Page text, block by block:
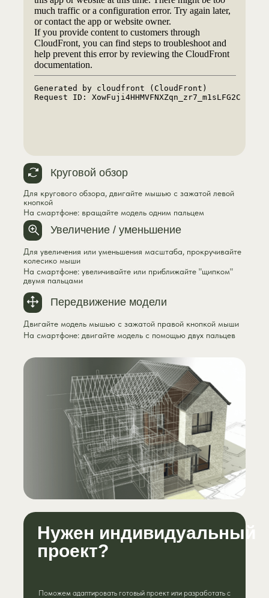
Передвижение модели
На смартфоне: двигайте модель с помощью двух пальцев
Двигайте модель мышью с зажатой правой кнопкой мыши
Увеличение / уменьшение
На смартфоне: увеличивайте или приближайте "щипком"
двумя пальцами
Для увеличения или уменьшения масштаба, прокручивайте
колесико мыши
Круговой обзор
На смартфоне: вращайте модель одним пальцем
Для кругового обзора, двигайте мышью с зажатой левой
кнопкой
Нужен индивидуальный
проект?
Поможем адаптировать готовый проект или разработать с